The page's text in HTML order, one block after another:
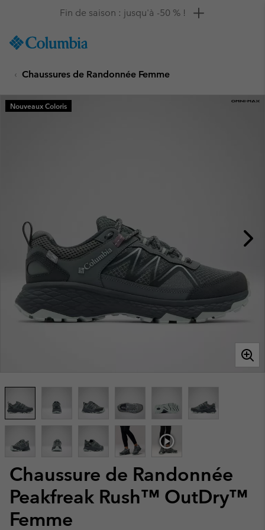
TO
SKIP
MAIN
NAV
Remise de 10 % à saisir
Chaussures de Randonnée Femme
Chaussure de Randonnée
Peakfreak Rush™ OutDry™
Femme
Nouveaux Coloris